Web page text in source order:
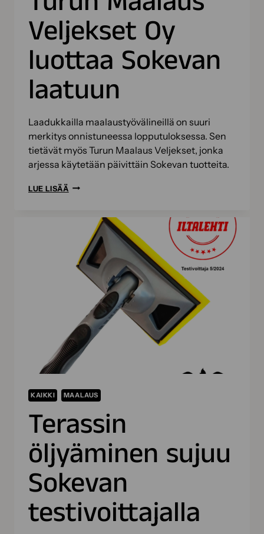
Veljekset Oy
luottaa Sokevan
laatuun
Laadukkailla maalaustyövälineillä on suuri
merkitys onnistuneessa lopputuloksessa. Sen
tietävät myös Turun Maalaus Veljekset, jonka
arjessa käytetään päivittäin Sokevan tuotteita.
LUE LISÄÄ TURUN
LUOTTAA
SOKEVAN
LAATUUN
KAIKKI MAALAUS
Terassin
öljyäminen sujuu
Sokevan
testivoittajalla